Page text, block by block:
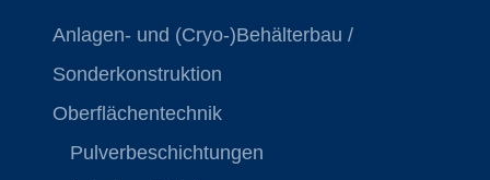
Anlagen- und (Cryo-)Behälterbau /
Sonderkonstruktion
Oberflächentechnik
Pulverbeschichtungen